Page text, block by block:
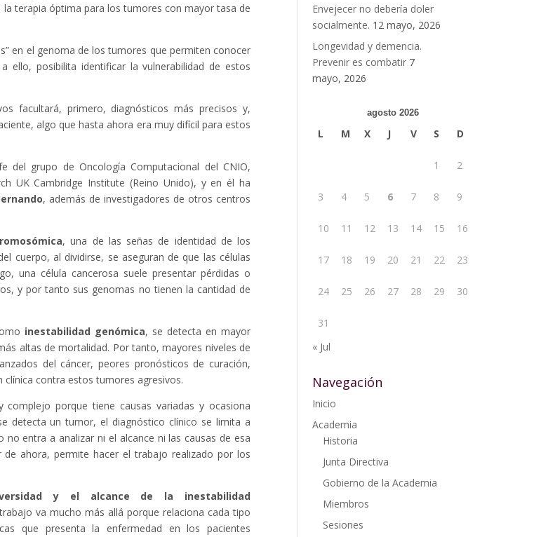
terapia óptima para los tumores con mayor tasa de
en el genoma de los tumores que permiten conocer
ello, posibilita identificar la vulnerabilidad de estos
facultará, primero, diagnósticos más precisos y,
algo que hasta ahora era muy difícil para estos
del grupo de Oncología Computacional del CNIO,
UK Cambridge Institute (Reino Unido), y en él ha
, además de investigadores de otros centros
, una de las señas de identidad de los
cuerpo, al dividirse, se aseguran de que las células
una célula cancerosa suele presentar pérdidas o
y por tanto sus genomas no tienen la cantidad de
inestabilidad genómica, se detecta en mayor
altas de mortalidad. Por tanto, mayores niveles de
del cáncer, peores pronósticos de curación,
contra estos tumores agresivos.
porque tiene causas variadas y ocasiona
detecta un tumor, el diagnóstico clínico se limita a
entra a analizar ni el alcance ni las causas de esa
ahora, permite hacer el trabajo realizado por los
y el alcance de la inestabilidad
va mucho más allá porque relaciona cada tipo
que presenta la enfermedad en los pacientes
Envejecer no debería doler
socialmente. 12 mayo, 2026
Longevidad y demencia.
Prevenir es combatir 7
mayo, 2026
agosto 2026
L M X J V S D
1 2
3 4 5 6 7 8 9
10 11 12 13 14 15 16
17 18 19 20 21 22 23
24 25 26 27 28 29 30
31
« Jul
Navegación
Inicio
Academia
Historia
Junta Directiva
Gobierno de la Academia
Miembros
Sesiones